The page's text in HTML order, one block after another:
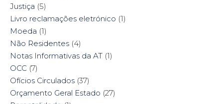
Justiça (5)
Livro reclamações eletrónico (1)
Moeda (1)
Não Residentes (4)
Notas Informativas da AT (1)
OCC (7)
Ofícios Circulados (37)
Orçamento Geral Estado (27)